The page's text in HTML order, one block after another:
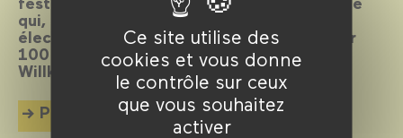
Ce site utilise des
cookies et vous donne
le contrôle sur ceux
que vous souhaitez
activer
qui, depuis toujours, attire les foules et
électrise l’écran. La preuve en 80 films pour
100 ans d’histoire et de cinéma imbriqués.
Willkommen, bienvenue, welcome !
Plus d'info